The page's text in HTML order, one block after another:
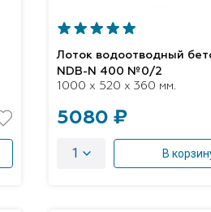
Лоток водоотводный
NDB-N 400 №0/2
1000 x 520 x 360 мм.
5080 ₽
1 В